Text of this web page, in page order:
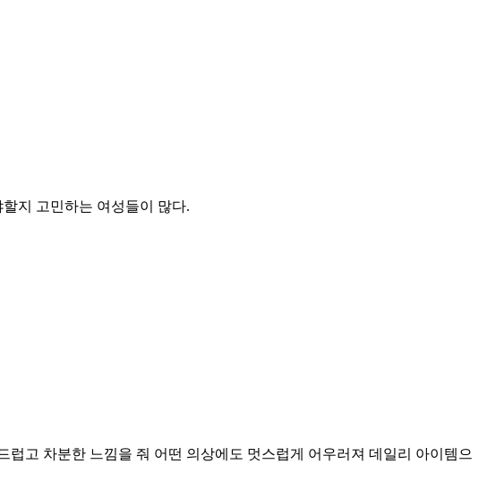
지 고민하는 여성들이 많다.
고 차분한 느낌을 줘 어떤 의상에도 멋스럽게 어우러져 데일리 아이템으